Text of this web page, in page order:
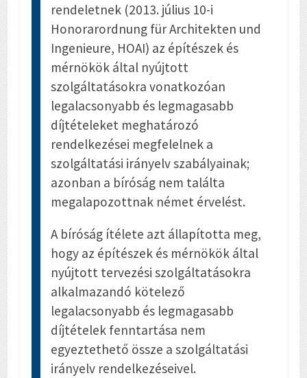
rendeletnek (2013. július 10-i
Honorarordnung für Architekten und
Ingenieure, HOAI) az építészek és
mérnökök által nyújtott
szolgáltatásokra vonatkozóan
legalacsonyabb és legmagasabb
díjtételeket meghatározó
rendelkezései megfelelnek a
szolgáltatási irányelv szabályainak;
azonban a bíróság nem találta
megalapozottnak német érvelést.
A bíróság ítélete azt állapította meg,
hogy az építészek és mérnökök által
nyújtott tervezési szolgáltatásokra
alkalmazandó kötelező
legalacsonyabb és legmagasabb
díjtételek fenntartása nem
egyeztethető össze a szolgáltatási
irányelv rendelkezéseivel.